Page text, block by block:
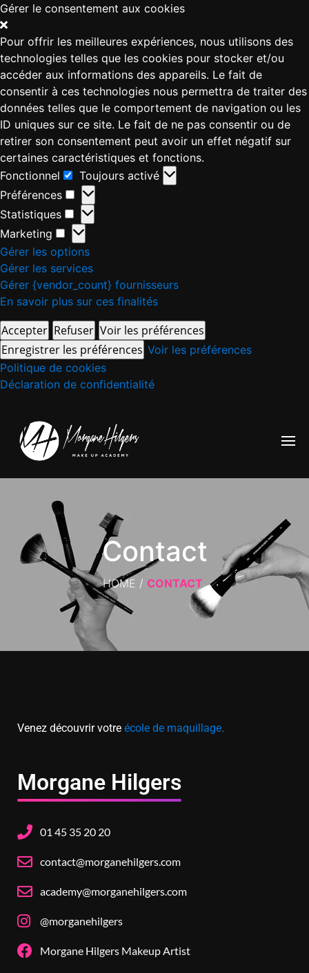
Gérer le consentement aux cookies
Pour offrir les meilleures expériences, nous utilisons des
technologies telles que les cookies pour stocker et/ou
accéder aux informations des appareils. Le fait de
consentir à ces technologies nous permettra de traiter des
données telles que le comportement de navigation ou les
ID uniques sur ce site. Le fait de ne pas consentir ou de
retirer son consentement peut avoir un effet négatif sur
certaines caractéristiques et fonctions.
Fonctionnel
Toujours activé
Préférences
Statistiques
Marketing
Gérer les options
Gérer les services
Gérer {vendor_count} fournisseurs
En savoir plus sur ces finalités
Accepter Refuser Voir les préférences
Enregistrer les préférences Voir les préférences
Politique de cookies
Déclaration de confidentialité
Contact
HOME / CONTACT
Venez découvrir votre école de maquillage.
Morgane Hilgers
01 45 35 20 20
contact@morganehilgers.com
academy@morganehilgers.com
@morganehilgers
Morgane Hilgers Makeup Artist